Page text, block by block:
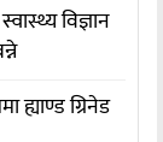
विज्ञान
ह्याण्ड ग्रिनेड